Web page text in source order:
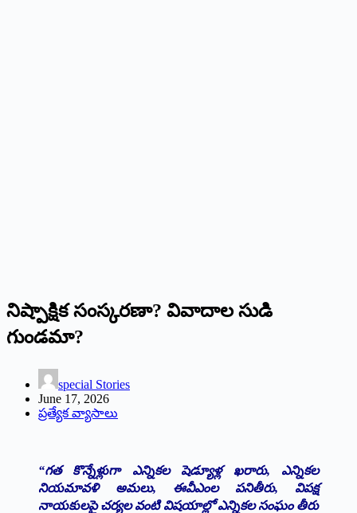
నిష్పాక్షిక సంస్కరణా? వివాదాల సుడి
గుండమా?
special Stories
June 17, 2026
ప్రత్యేక వ్యాసాలు
“గత కొన్నేళ్లుగా ఎన్నికల షెడ్యూళ్ల ఖరారు, ఎన్నికల
నియమావళి అమలు, ఈవీఎంల పనితీరు, విపక్ష
నాయకులపై చర్యల వంటి విషయాల్లో ఎన్నికల సంఘం తీరు